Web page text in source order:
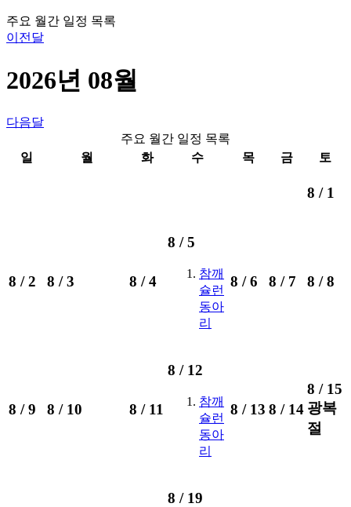
주요 월간 일정 목록
이전달
2026년 08월
다음달
주요 월간 일정 목록
일
월 화 수 목 금 토
8 / 1
8 /2 8 /3 8 /4
8 /5
참깨
슐런
동아
리
8 /6 8 / 7 8 /8
8 /9 8 / 10 8 / 11
8 / 12
참깨
슐런
동아
리
8 / 13 8 / 14
8 / 15
광복
절
8 / 19